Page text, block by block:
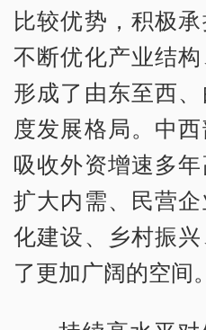
比较优势，积极
不断优化产业结
形成了由东至西
度发展格局。中
吸收外资增速多
扩大内需、民营
化建设、乡村振
了更加广阔的空间。